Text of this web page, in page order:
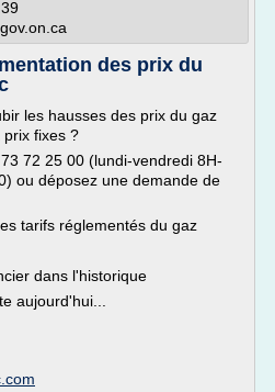
des prix du
les hausses des prix du gaz
fixes ?
72 25 00 (lundi-vendredi 8H-
ou déposez une demande de
tarifs réglementés du gaz
dans l'historique
aujourd'hui...